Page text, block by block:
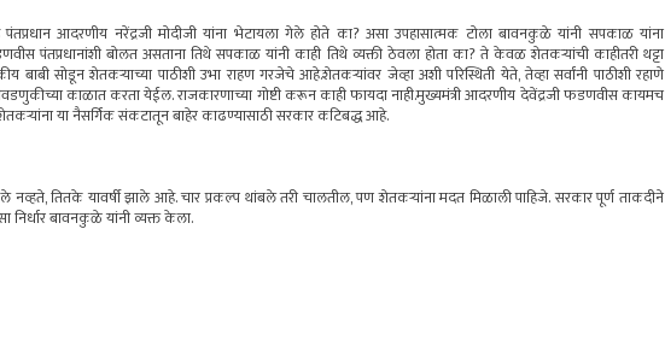
पंतप्रधान आदरणीय नरेंद्रजी मोदीजी यांना भेटायला गेले होते का? असा उपहासात्मक टोला बावनकुळे यांनी सपकाळ यांना
पंतप्रधानांशी बोलत असताना तिथे सपकाळ यांनी काही तिथे व्यक्ती ठेवला होता का? ते केवळ शेतकऱ्यांची काहीतरी थट्टा
सोडून शेतकऱ्याच्या पाठीशी उभा राहण गरजेचे आहे.शेतकऱ्यांवर जेव्हा अशी परिस्थिती येते, तेव्हा सर्वांनी पाठीशी रहाणे
काळात करता येईल. राजकारणाच्या गोष्टी करून काही फायदा नाही.मुख्यमंत्री आदरणीय देवेंद्रजी फडणवीस कायमच
या नैसर्गिक संकटातून बाहेर काढण्यासाठी सरकार कटिबद्ध आहे.
नव्हते, तितके यावर्षी झाले आहे. चार प्रकल्प थांबले तरी चालतील, पण शेतकऱ्यांना मदत मिळाली पाहिजे. सरकार पूर्ण ताकदीने
निर्धार बावनकुळे यांनी व्यक्त केला.